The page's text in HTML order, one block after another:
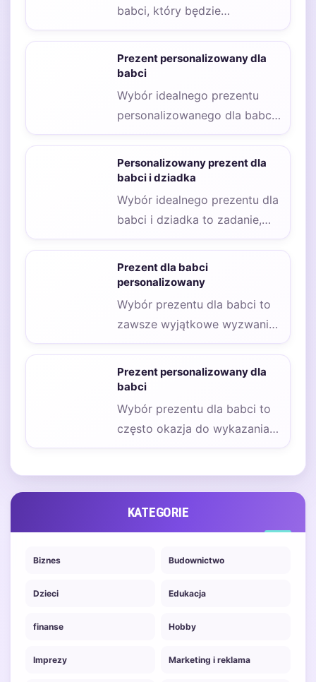
babci, który będzie
jednocześnie
personalizowany, to zadanie,
które wymaga przemyślenia
i…
Prezent personalizowany dla
babci
Wybór idealnego prezentu
personalizowanego dla babci
może być nie lada
wyzwaniem, ale z
odpowiednim podejściem…
Personalizowany prezent dla
babci i dziadka
Wybór idealnego prezentu dla
babci i dziadka to zadanie,
które wymaga przemyślenia i
uwzględnienia ich…
Prezent dla babci
personalizowany
Wybór prezentu dla babci to
zawsze wyjątkowe wyzwanie,
które skrywa w sobie
pragnienie obdarowania jej…
Prezent personalizowany dla
babci
Wybór prezentu dla babci to
często okazja do wykazania
się kreatywnością i uczuciem.
KATEGORIE
Biznes Budownictwo
Dzieci Edukacja
finanse Hobby
Imprezy Marketing i reklama